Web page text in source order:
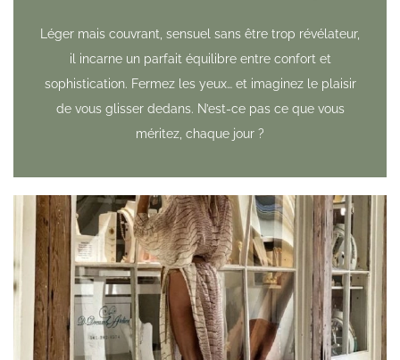
Léger mais couvrant, sensuel sans être trop révélateur,
il incarne un parfait équilibre entre confort et
sophistication. Fermez les yeux… et imaginez le plaisir
de vous glisser dedans. N’est-ce pas ce que vous
méritez, chaque jour ?